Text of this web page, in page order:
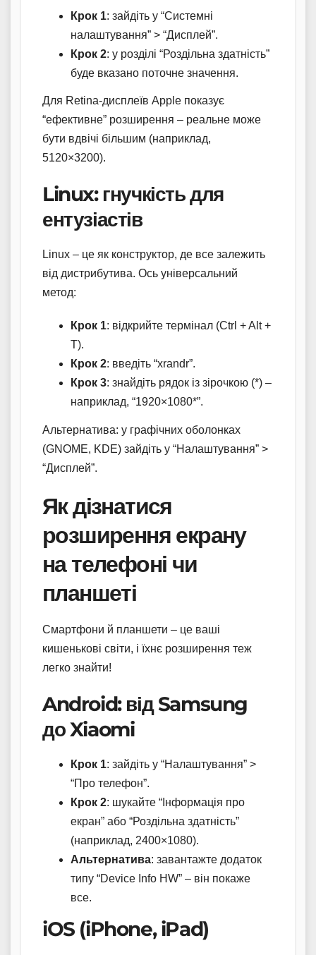
Крок 1: зайдіть у “Системні
налаштування” > “Дисплей”.
Крок 2: у розділі “Роздільна здатність”
буде вказано поточне значення.
Для Retina-дисплеїв Apple показує
“ефективне” розширення – реальне може
бути вдвічі більшим (наприклад,
5120×3200).
Linux: гнучкість для
ентузіастів
Linux – це як конструктор, де все залежить
від дистрибутива. Ось універсальний
метод:
Крок 1: відкрийте термінал (Ctrl + Alt +
T).
Крок 2: введіть “xrandr”.
Крок 3: знайдіть рядок із зірочкою (*) –
наприклад, “1920×1080*”.
Альтернатива: у графічних оболонках
(GNOME, KDE) зайдіть у “Налаштування” >
“Дисплей”.
Як дізнатися
розширення екрану
на телефоні чи
планшеті
Смартфони й планшети – це ваші
кишенькові світи, і їхнє розширення теж
легко знайти!
Android: від Samsung
до Xiaomi
Крок 1: зайдіть у “Налаштування” >
“Про телефон”.
Крок 2: шукайте “Інформація про
екран” або “Роздільна здатність”
(наприклад, 2400×1080).
Альтернатива: завантажте додаток
типу “Device Info HW” – він покаже
все.
iOS (iPhone, iPad)